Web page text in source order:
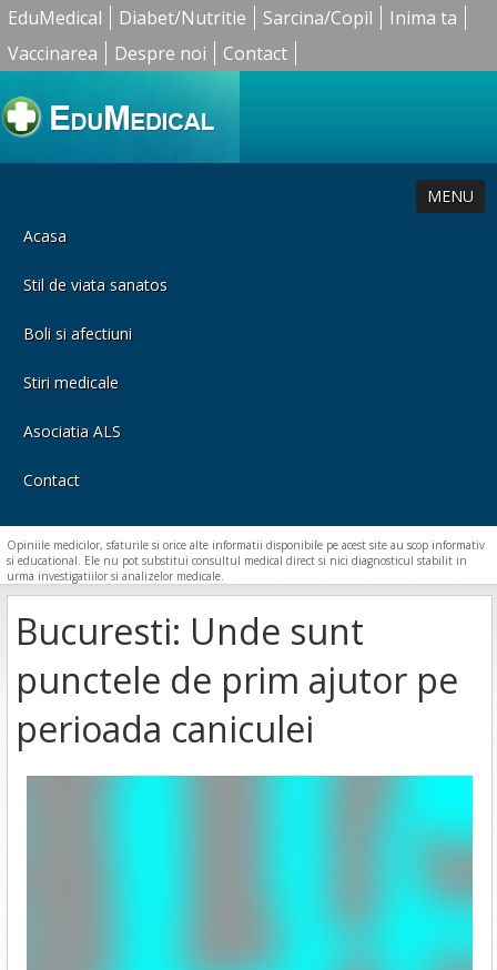
EduMedical Diabet/Nutritie Sarcina/Copil
Inima ta
Vaccinarea
Despre noi Contact
MENU
Acasa
Stil de viata sanatos
Boli si afectiuni
Stiri medicale
Asociatia ALS
Contact
Opiniile medicilor, sfaturile si orice alte informatii disponibile pe acest site au scop informativ
si educational. Ele nu pot substitui consultul medical direct si nici diagnosticul stabilit in
urma investigatiilor si analizelor medicale.
Bucuresti: Unde sunt
punctele de prim ajutor pe
perioada caniculei